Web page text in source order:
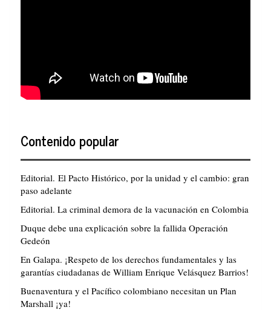
Contenido popular
Editorial. El Pacto Histórico, por la unidad y el cambio: gran
paso adelante
Editorial. La criminal demora de la vacunación en Colombia
Duque debe una explicación sobre la fallida Operación
Gedeón
En Galapa. ¡Respeto de los derechos fundamentales y las
garantías ciudadanas de William Enrique Velásquez Barrios!
Buenaventura y el Pacífico colombiano necesitan un Plan
Marshall ¡ya!